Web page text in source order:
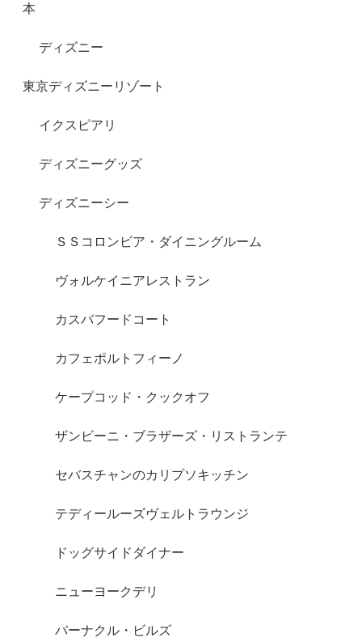
本
ディズニー
東京ディズニーリゾート
イクスピアリ
ディズニーグッズ
ディズニーシー
ＳＳコロンビア・ダイニングルーム
ヴォルケイニアレストラン
カスバフードコート
カフェポルトフィーノ
ケープコッド・クックオフ
ザンビーニ・ブラザーズ・リストランテ
セバスチャンのカリプソキッチン
テディールーズヴェルトラウンジ
ドッグサイドダイナー
ニューヨークデリ
バーナクル・ビルズ